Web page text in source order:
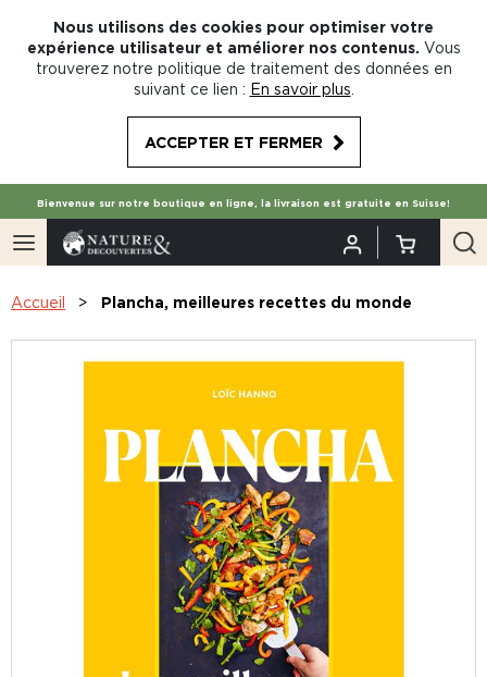
Nous utilisons des cookies pour optimiser votre
expérience utilisateur et améliorer nos contenus. Vous
trouverez notre politique de traitement des données en
suivant ce lien : En savoir plus
ACCEPTER ET FERMER
Bienvenue sur notre boutique en ligne, la livraison est gratuite en Suisse!
Accueil Plancha, meilleures recettes du monde